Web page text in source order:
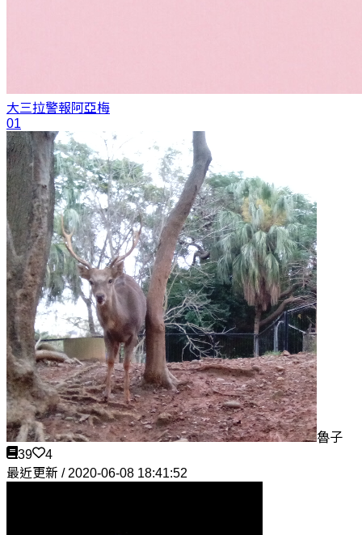
大三拉警報阿亞梅
01
魯子
39
4
最近更新 / 2020-06-08 18:41:52